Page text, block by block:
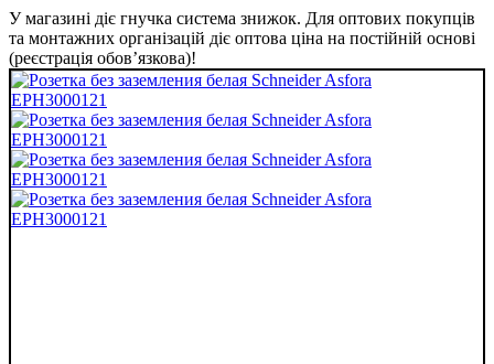
У магазині діє гнучка система знижок. Для оптових покупців
та монтажних організацій діє оптова ціна на постійній основі
(реєстрація обов’язкова)!